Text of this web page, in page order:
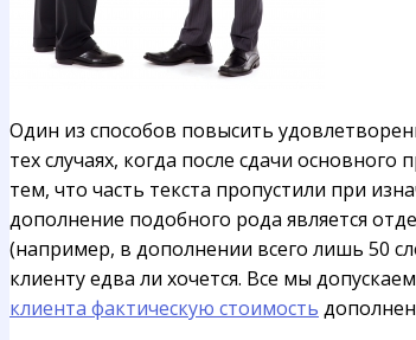
Один из способов повысить
тех случаях, когда после сдачи
тем, что часть текста пропустили при
дополнение подобного рода является
(например, в дополнении всего лишь 50
клиенту едва ли хочется. Все мы
клиента фактическую стоимость